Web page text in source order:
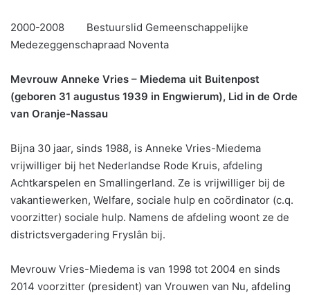
2000-2008 Bestuurslid Gemeenschappelijke
Medezeggenschapraad Noventa
Mevrouw Anneke Vries – Miedema uit Buitenpost
(geboren 31 augustus 1939 in Engwierum), Lid in de Orde
van Oranje-Nassau
Bijna 30 jaar, sinds 1988, is Anneke Vries-Miedema
vrijwilliger bij het Nederlandse Rode Kruis, afdeling
Achtkarspelen en Smallingerland. Ze is vrijwilliger bij de
vakantiewerken, Welfare, sociale hulp en coördinator (c.q.
voorzitter) sociale hulp. Namens de afdeling woont ze de
districtsvergadering Fryslân bij.
Mevrouw Vries-Miedema is van 1998 tot 2004 en sinds
2014 voorzitter (president) van Vrouwen van Nu, afdeling